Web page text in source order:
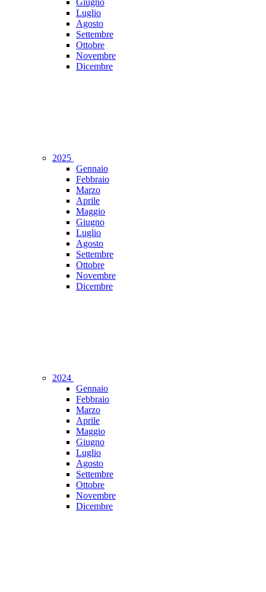
Giugno
Luglio
Agosto
Settembre
Ottobre
Novembre
Dicembre
2025
Gennaio
Febbraio
Marzo
Aprile
Maggio
Giugno
Luglio
Agosto
Settembre
Ottobre
Novembre
Dicembre
2024
Gennaio
Febbraio
Marzo
Aprile
Maggio
Giugno
Luglio
Agosto
Settembre
Ottobre
Novembre
Dicembre